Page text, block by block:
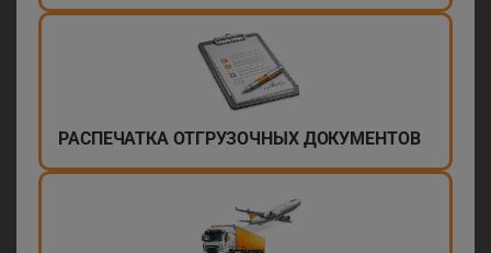
РАСПЕЧАТКА ОТГРУЗОЧНЫХ ДОКУМЕНТОВ